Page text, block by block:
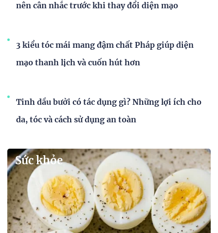
nên cân nhắc trước khi thay đổi diện mạo
3 kiểu tóc mái mang đậm chất Pháp giúp diện
mạo thanh lịch và cuốn hút hơn
Tinh dầu bưởi có tác dụng gì? Những lợi ích cho
da, tóc và cách sử dụng an toàn
Sức khỏe